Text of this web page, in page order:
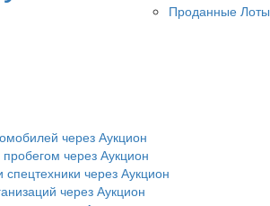
Проданные Лоты
через Аукцион
через Аукцион
через Аукцион
через Аукцион